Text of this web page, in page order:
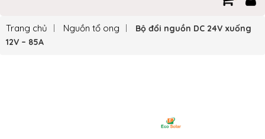
Trang chủ Nguồn tổ ong
Bộ đổi nguồn DC 24V xuống
12V – 85A